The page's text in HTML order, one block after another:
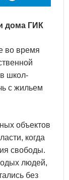
дома ГИК
во время
школ-
с жильем
объектов
когда
свободы.
людей,
без